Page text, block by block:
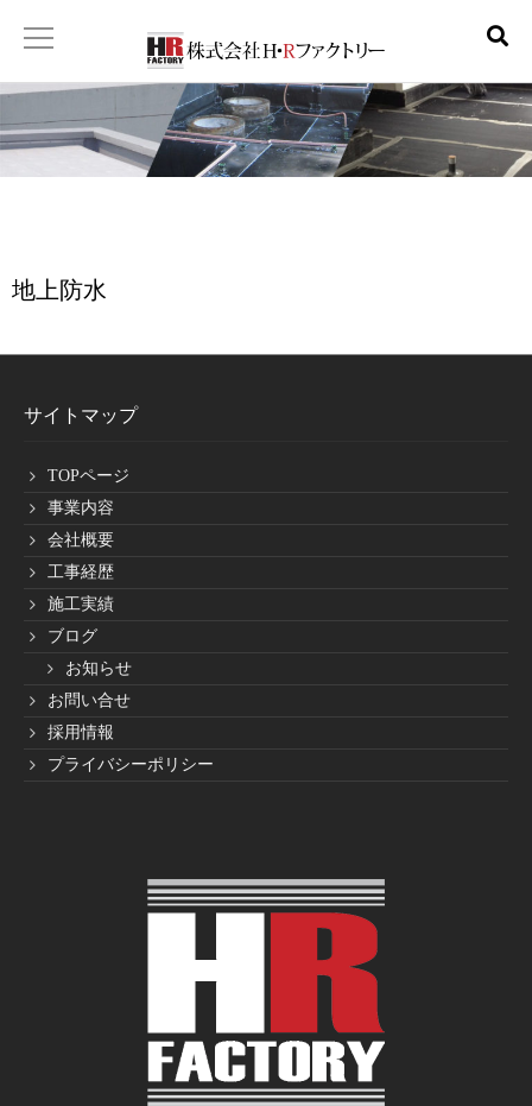
ホーム
工事経歴
施工実績
Results
ブログ
お知らせ
News
お問い合せ
地上防水
サイトマップ
TOPページ
事業内容
会社概要
工事経歴
施工実績
ブログ
お知らせ
お問い合せ
採用情報
プライバシーポリシー